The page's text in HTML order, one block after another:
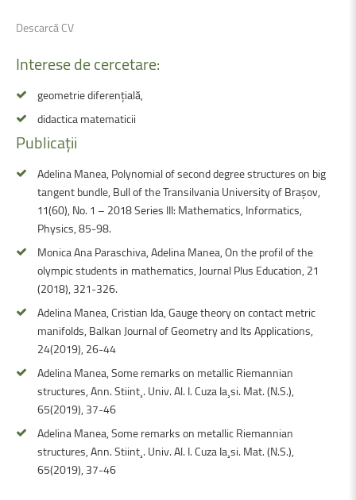
Descarcă CV
Interesedecercetare:
geometrie diferențială,
didactica matematicii
Publicații
Adelina Manea, Polynomial of second degree structures on big
tangent bundle, Bull of the Transilvania University of Braşov,
11(60), No. 1 – 2018 Series III: Mathematics, Informatics,
Physics, 85-98.
Monica Ana Paraschiva, Adelina Manea, On the profil of the
olympic students in mathematics, Journal Plus Education, 21
(2018), 321-326.
Adelina Manea, Cristian Ida, Gauge theory on contact metric
manifolds, Balkan Journal of Geometry and Its Applications,
24(2019), 26-44
Adelina Manea, Some remarks on metallic Riemannian
structures, Ann. Stiint¸. Univ. Al. I. Cuza Ia¸si. Mat. (N.S.),
65(2019), 37-46
Adelina Manea, Some remarks on metallic Riemannian
structures, Ann. Stiint¸. Univ. Al. I. Cuza Ia¸si. Mat. (N.S.),
65(2019), 37-46